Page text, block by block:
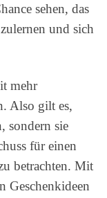
sehen, das
und sich
mehr
Also gilt es,
sondern sie
für einen
betrachten. Mit
Geschenkideen